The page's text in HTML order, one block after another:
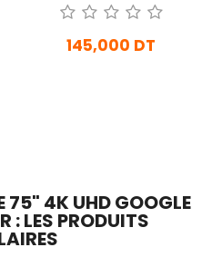
145,000 DT
75" 4K UHD GOOGLE
: LES PRODUITS